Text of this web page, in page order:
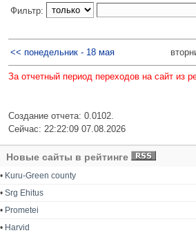
Фильтр:
<< понедельник - 18 мая
За отчетный период переходов на сайт из
Создание отчета: 0.0102.
Сейчас: 22:22:09 07.08.2026
Новые сайты в рейтинге
• Kuru-Green county
• Srg Ehitus
• Prometei
• Harvid